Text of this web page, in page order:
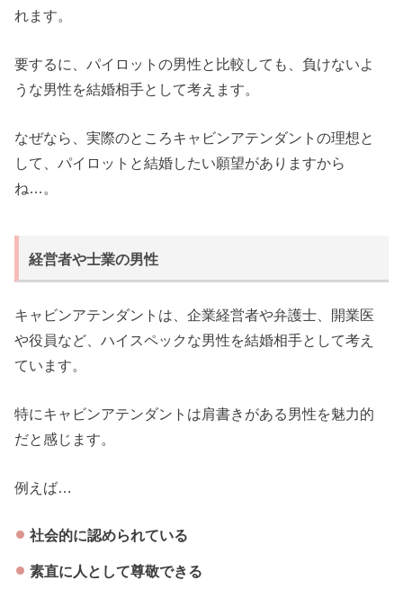
れます。
要するに、パイロットの男性と比較しても、負けないよ
うな男性を結婚相手として考えます。
なぜなら、実際のところキャビンアテンダントの理想と
して、パイロットと結婚したい願望がありますから
ね…。
経営者や士業の男性
キャビンアテンダントは、企業経営者や弁護士、開業医
や役員など、ハイスペックな男性を結婚相手として考え
ています。
特にキャビンアテンダントは肩書きがある男性を魅力的
だと感じます。
例えば…
社会的に認められている
素直に人として尊敬できる